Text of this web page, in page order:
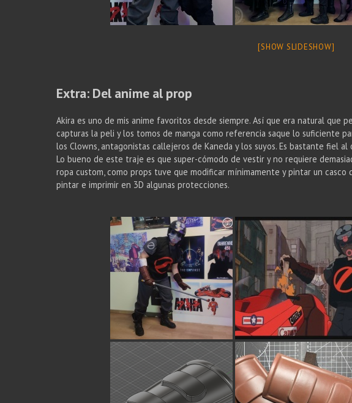
[SHOW SLIDESHOW]
Extra: Del anime al prop
Akira es uno de mis anime favoritos desde siempre. Así que era natural que
capturas la peli y los tomos de manga como referencia saque lo suficiente
los Clowns, antagonistas callejeros de Kaneda y los suyos. Es bastante fiel
Lo bueno de este traje es que super-cómodo de vestir y no requiere
ropa custom, como props tuve que modificar mínimamente y pintar un
pintar e imprimir en 3D algunas protecciones.